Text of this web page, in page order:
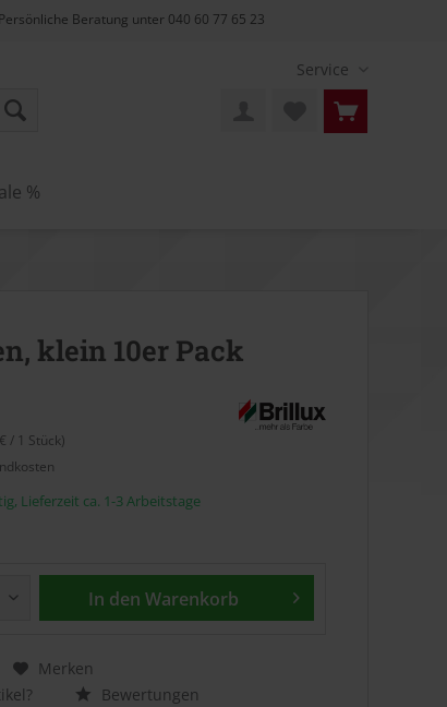
Persönliche Beratung unter 040 60 77 65 23
Service
%
klein 10er Pack
/ 1 Stück)
Lieferzeit ca. 1-3 Arbeitstage
In den Warenkorb
Merken
Bewertungen